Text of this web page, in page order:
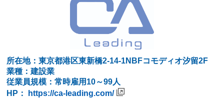
所在地：東京都港区東新橋2-14-1NBFコモディオ汐留2F
業種：建設業
従業員規模：常時雇用10～99人
HP：
https://ca-leading.com/